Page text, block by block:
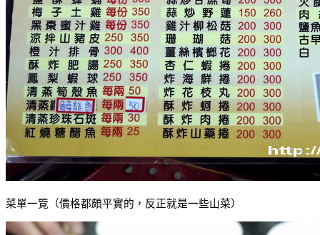
菜單一覽（價格都頗平實的，反正就是一些山菜）